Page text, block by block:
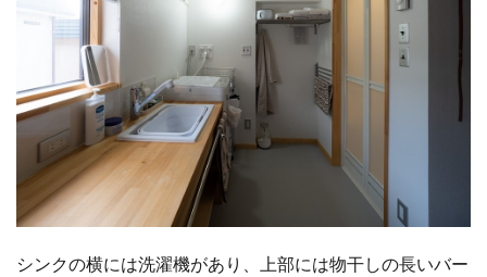
シンクの横には洗濯機があり、上部には物干しの長いバー